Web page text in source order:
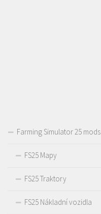
Farming Simulator 25 mods
FS25 Mapy
FS25 Traktory
FS25 Nákladní vozidla